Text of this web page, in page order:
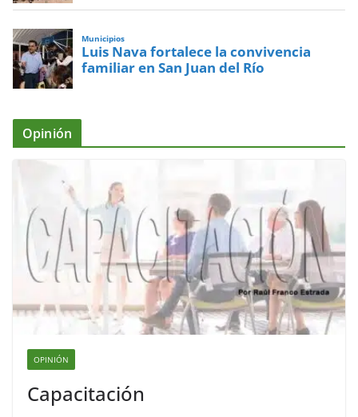
Municipios
Luis Nava fortalece la convivencia
familiar en San Juan del Río
Opinión
OPINIÓN
Capacitación